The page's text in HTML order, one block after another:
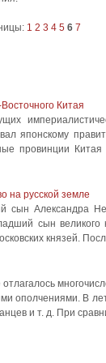
1 2 3 4 5 6 7
Китая
японскому
провинции
на русской земле
сын Александра
сын великого
князей.
ополчениями. В
и т. д. При